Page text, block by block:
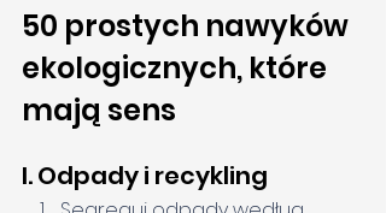
50 prostych nawyków
ekologicznych, które
mają sens
I. Odpady i recykling